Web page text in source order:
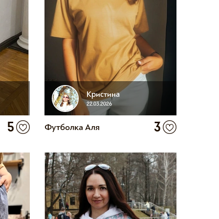
5
Кристина
22.03.2026
Футболка Аля 3